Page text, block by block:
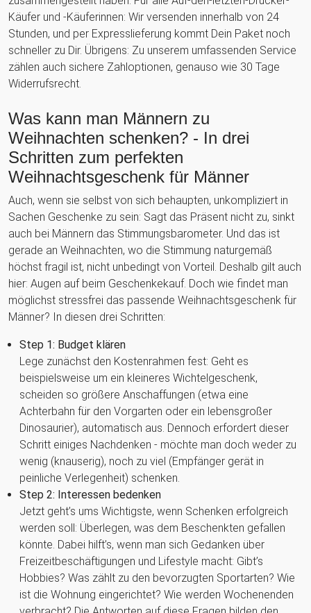
Käufer und -Käuferinnen: Wir versenden innerhalb von 24
Stunden, und per Expresslieferung kommt Dein Paket noch
schneller zu Dir. Übrigens: Zu unserem umfassenden Service
zählen auch sichere Zahloptionen, genauso wie 30 Tage
Widerrufsrecht.
Was kann man Männern zu
Weihnachten schenken? - In drei
Schritten zum perfekten
Weihnachtsgeschenk für Männer
Auch, wenn sie selbst von sich behaupten, unkompliziert in
Sachen Geschenke zu sein: Sagt das Präsent nicht zu, sinkt
auch bei Männern das Stimmungsbarometer. Und das ist
gerade an Weihnachten, wo die Stimmung naturgemäß
höchst fragil ist, nicht unbedingt von Vorteil. Deshalb gilt auch
hier: Augen auf beim Geschenkekauf. Doch wie findet man
möglichst stressfrei das passende Weihnachtsgeschenk für
Männer? In diesen drei Schritten:
Step 1: Budget klären
Lege zunächst den Kostenrahmen fest: Geht es
beispielsweise um ein kleineres Wichtelgeschenk,
scheiden so größere Anschaffungen (etwa eine
Achterbahn für den Vorgarten oder ein lebensgroßer
Dinosaurier), automatisch aus. Dennoch erfordert dieser
Schritt einiges Nachdenken - möchte man doch weder zu
wenig (knauserig), noch zu viel (Empfänger gerät in
peinliche Verlegenheit) schenken.
Step 2: Interessen bedenken
Jetzt geht’s ums Wichtigste, wenn Schenken erfolgreich
werden soll: Überlegen, was dem Beschenkten gefallen
könnte. Dabei hilft’s, wenn man sich Gedanken über
Freizeitbeschäftigungen und Lifestyle macht: Gibt’s
Hobbies? Was zählt zu den bevorzugten Sportarten? Wie
ist die Wohnung eingerichtet? Wie werden Wochenenden